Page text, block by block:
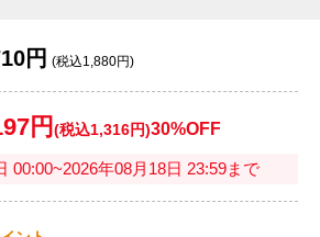
円 (税込1,880円)
円 (税込1,316円)30%OFF
00:00~2026年08月18日 23:59まで